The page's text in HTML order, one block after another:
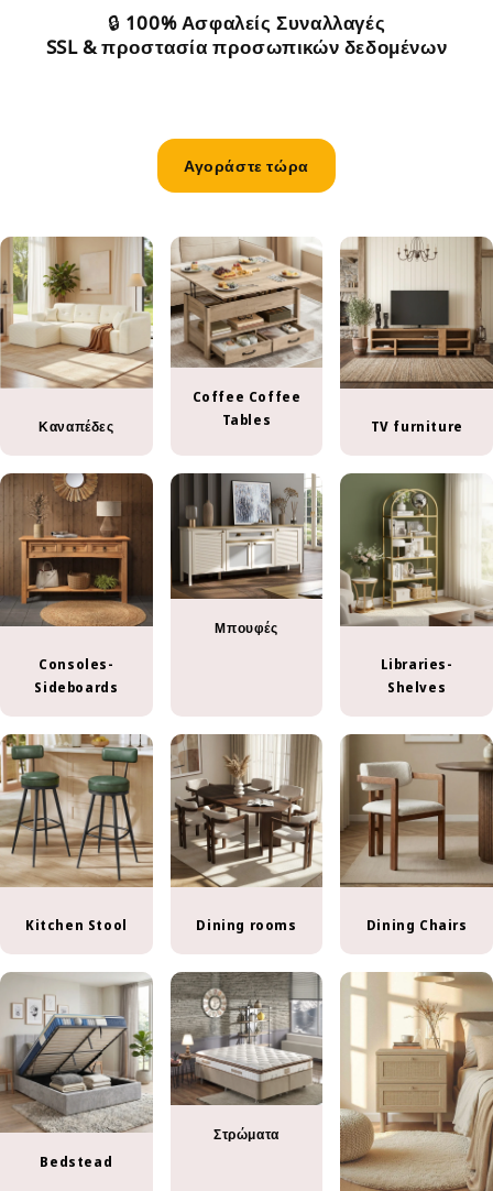
🔒 100% Ασφαλείς Συναλλαγές
SSL & προστασία προσωπικών δεδομένων
Αγοράστε τώρα
Καναπέδες
Coffee Coffee
Tables
TV furniture
Consoles-
Sideboards
Μπουφές
Libraries-
Shelves
Kitchen Stool Dining rooms Dining Chairs
Bedstead
Στρώματα